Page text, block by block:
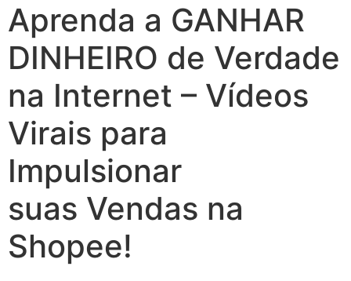
Aprenda a GANHAR
DINHEIRO de Verdade
na Internet – Vídeos
Virais para
Impulsionar
suas Vendas na
Shopee!